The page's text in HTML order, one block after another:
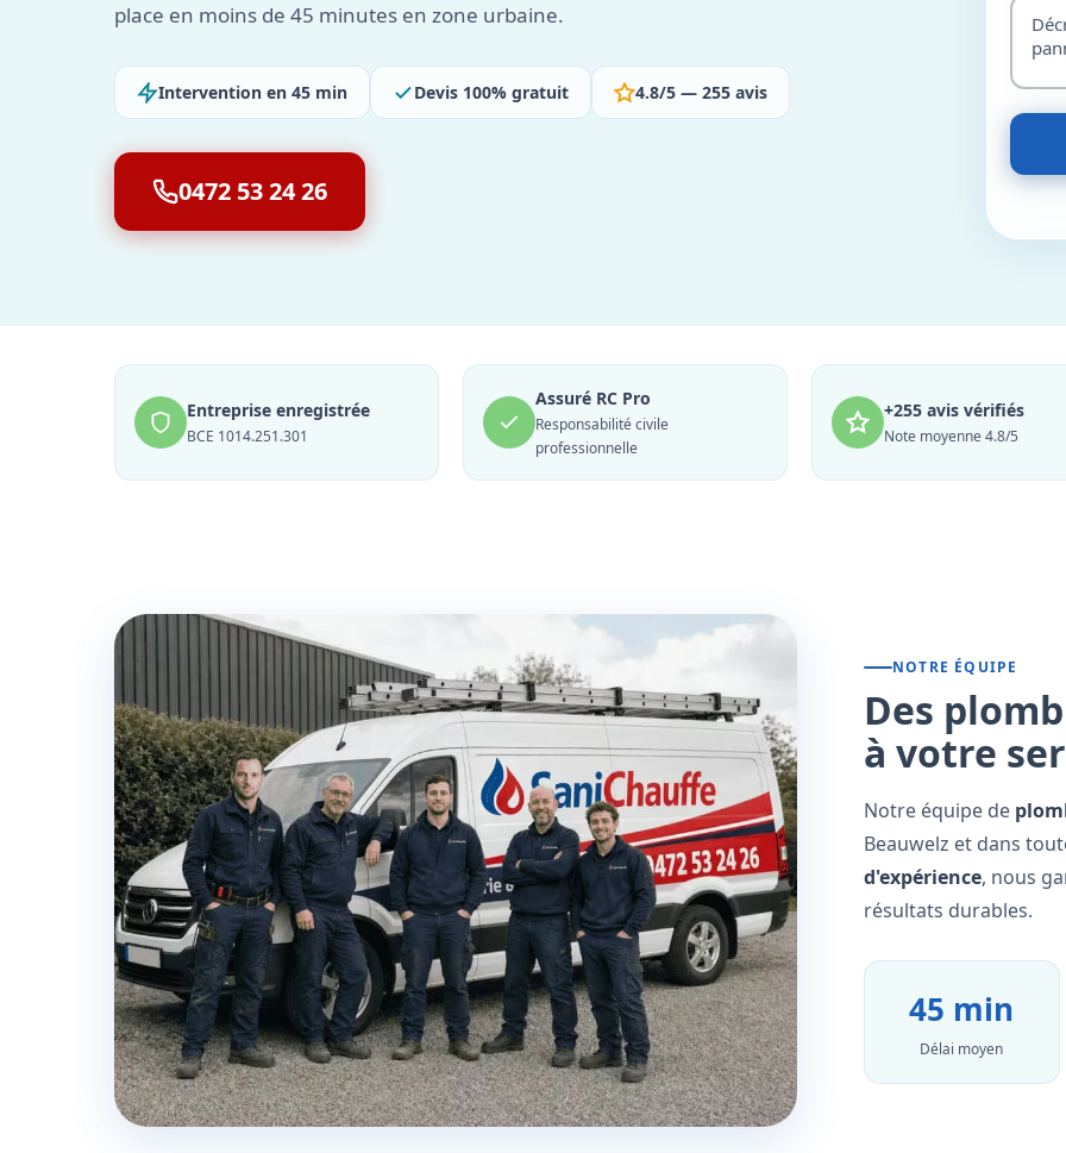
place en moins de 45 minutes en zone urbaine.
Intervention en 45 min Devis 100% gratuit 4.8/5 — 255 avis
0472 53 24 26
Entreprise enregistrée
BCE 1014.251.301
Assuré RC Pro
Responsabilité civile
professionnelle
+255 avis vérifiés
Note moyenne 4.8/5
NOTRE ÉQUIPE
Des
à votre
Notre équipe de
Beauwelz et dans
d'expérience, nous
résultats durables.
45 min
Délai moyen